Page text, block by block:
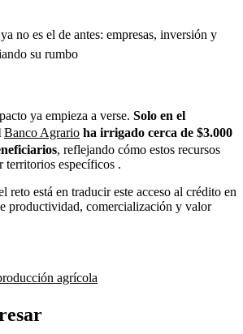
no es el de antes: empresas, inversión y
su rumbo
ya empieza a verse. Solo en el
Banco Agrario ha irrigado cerca de $3.000
, reflejando cómo estos recursos
territorios específicos .
reto está en traducir este acceso al crédito en
productividad, comercialización y valor
agrícola